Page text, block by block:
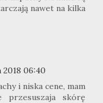
nawet na kilka
2018 06:40
i niska cene, mam
przesuszaja skórę